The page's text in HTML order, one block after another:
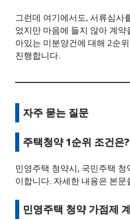
그런데 여기에서도, 서류심사
었지만 마음에 들지 않아 계
아있는 미분양건에 대해 2순
진행합니다.
자주 묻는 질문
주택청약 1순위 조건은?
민영주택 청약시, 국민주택
이합니다. 자세한 내용은 본문
민영주택 청약 가점제